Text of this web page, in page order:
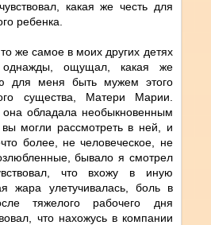
какая же честь для
ребенка.
же самое в моих других детях
ощущал, какая же
для меня быть мужем этого
существа, Матери Марии.
обладала необыкновенным
вы могли рассмотреть в ней, и
более, не человеческое, не
бывало я смотрел
что вхожу в иную
жара улетучивалась, боль в
тяжелого рабочего дня
что нахожусь в компании